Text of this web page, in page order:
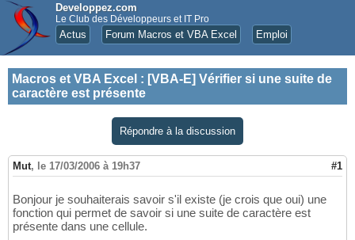
Developpez.com
Le Club des Développeurs et IT Pro
Actus Forum Macros et VBA Excel Emploi
Macros et VBA Excel : [VBA-E] Vérifier si une suite de
caractère est présente
Répondre à la discussion
Mut, le 17/03/2006 à 19h37 #1
Bonjour je souhaiterais savoir s'il existe (je crois que oui) une
fonction qui permet de savoir si une suite de caractère est
présente dans une cellule.